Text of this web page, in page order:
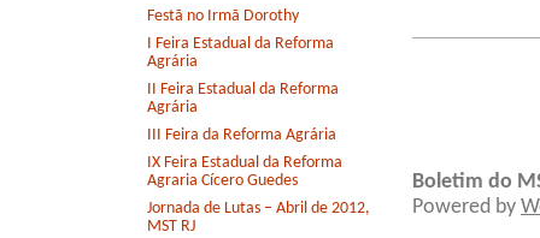
Festã no Irmã Dorothy
I Feira Estadual da Reforma
Agrária
II Feira Estadual da Reforma
Agrária
III Feira da Reforma Agrária
IX Feira Estadual da Reforma
Agraria Cícero Guedes
Jornada de Lutas – Abril de 2012,
MST RJ
Boletim do
Powered by